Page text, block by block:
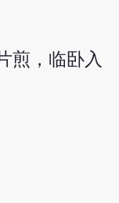
煎，临卧入